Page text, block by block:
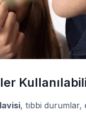
, tıbbi